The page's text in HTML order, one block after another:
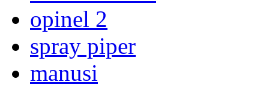
opinel 2
spray piper
manusi